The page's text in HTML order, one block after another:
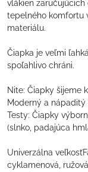
vlákien
tepelného komfortu
materiálu.
Čiapka je veľmi
spoľahlivo chráni.
Nite: Čiapky šijeme
Moderný a nápaditý
Testy: Čiapky
(slnko, padajúca
Univerzálna
cyklamenová, ružová